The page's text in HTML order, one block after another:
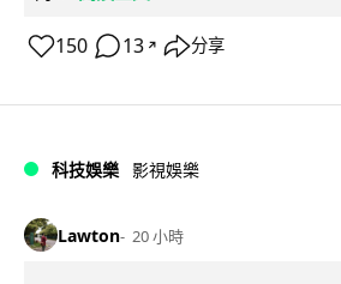
150 13 ↗ 分享
科技娛樂 影視娛樂
Lawton 20 小時